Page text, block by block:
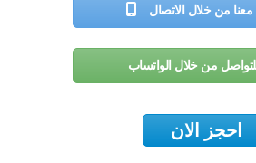
من خلال الاتصال
من خلال الواتساب
احجز الان